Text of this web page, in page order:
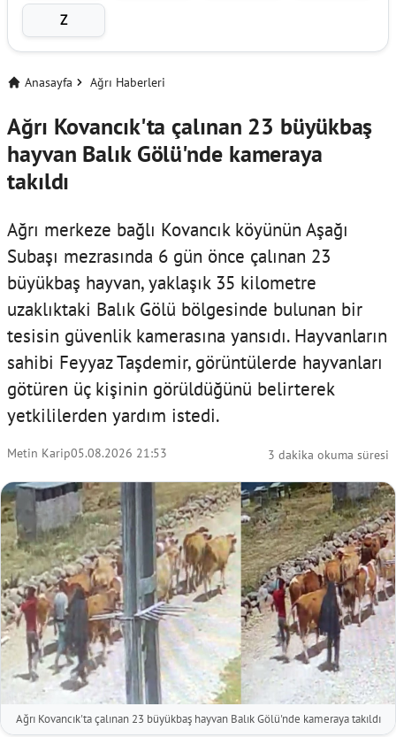
Z
Anasayfa Ağrı Haberleri
Ağrı Kovancık'ta çalınan 23 büyükbaş
hayvan Balık Gölü'nde kameraya
takıldı
Ağrı merkeze bağlı Kovancık köyünün Aşağı
Subaşı mezrasında 6 gün önce çalınan 23
büyükbaş hayvan, yaklaşık 35 kilometre
uzaklıktaki Balık Gölü bölgesinde bulunan bir
tesisin güvenlik kamerasına yansıdı. Hayvanların
sahibi Feyyaz Taşdemir, görüntülerde hayvanları
götüren üç kişinin görüldüğünü belirterek
yetkililerden yardım istedi.
Metin Karip05.08.2026 21:53 3 dakika okuma süresi
Ağrı Kovancık'ta çalınan 23 büyükbaş hayvan Balık Gölü'nde kameraya takıldı